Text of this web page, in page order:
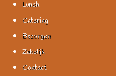
Lunch
Catering
Bezorgen
Zakelijk
Contact